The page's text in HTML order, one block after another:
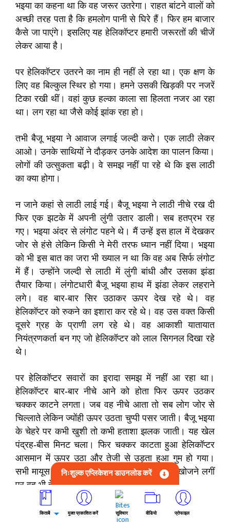
भइया का कहना था कि वह जरूर उतरेगा। राहत बांटने वालों को
अच्छी तरह पता है कि हमलोग पानी से घिरे हैं। फिर हम बाजार
कैसे जा पाएंगे। इसलिए यह हेलिकॉप्टर हमारी जरूरतों की चीजें
लेकर आया है।
पर हेलिकॉप्टर उतरने का नाम ही नहीं ले रहा था। एक क्षण के
लिए वह बिल्कुल स्थिर हो गया। हमने उसकी खिड़की पर नजरें
टिका रखी थीं। वहां कुछ हल्का काला सा हिलता नजर आ रहा
था। लग रहा था जैसे कोई झांक रहा हो।
तभी बैजू भइया ने आवाज लगाई जल्दी करो। एक लाठी लेकर
आओ। उनके साथियों ने दौड़कर उनके आदेश का पालन किया।
लोगों की उत्सुकता बढ़ी। वे समझ नहीं पा रहे थे कि इस लाठी
का क्या होगा।
न जाने कहां से लाठी लाई गई। बैजू भइया ने लाठी नीचे रख दी
फिर एक झटके में अपनी लुंगी उतार डाली। सब हतप्रभ रह
गए। भइया अंदर से लंगोट पहने थे। मैं उन्हें इस हाल में देखकर
जोर से हंसे लेकिन किसी ने मेरी तरफ ध्यान नहीं दिया। भइया
को भी इस बात का जरा भी ख्याल न था कि वह अब सिर्फ लंगोट
में हैं। उन्होंने जल्दी से लाठी में लुंगी बांधी और उसका झंडा
तैयार किया। लंगोटधारी बैजू भइया हाथ में झंडा लेकर लहराने
लगे। वह बार-बार सिर उठाकर ऊपर देख रहे थे। वह
हेलिकॉप्टर को रुकने का इशारा कर रहे थे। वह उस वक्त किसी
दूसरे ग्रह के प्राणी लग रहे थे। वह आकाशी यातायात
नियंत्रणकर्ता बन गए जो हेलिकॉप्टर को लाल सिगनल दिखा रहे
थे।
पर हेलिकॉप्टर सवारों का इरादा समझ में नहीं आ रहा था।
हेलिकॉप्टर बार-बार नीचे आने को होता फिर ऊपर उठकर
चक्कर काटने लगता। जब वह नीचे आता तो सब लोग जोर से
चिल्लाते लेकिन ज्योंही ऊपर उठता चुप्पी पसर जाती। बैजू भइया
के चेहरे पर कभी खुशी तो कभी हताशा झलक जाती। यह खेल
पंद्रह-बीस मिनट चला। फिर चक्कर काटता हुआ हेलिकॉप्टर
आसमान में ऊपर उठा और तेजी से उड़ता हुआ गुम हो गया।
सभी मायूस हो गए। लोगों की नजरें बैजू भइया को खोजने लगीं
पर वह भी हेलिकॉप्टर की तरह ही गुम हो गए।
हम घर लौटे तो देखा कि बैजू भइया चुपचाप बैठे हुए हैं। उनकी
निःशुल्क एप्लिकेशन डाउनलोड करें
किताबें मुक्त प्रकाशित करें सुविचार वीडियो प्रोफाइल